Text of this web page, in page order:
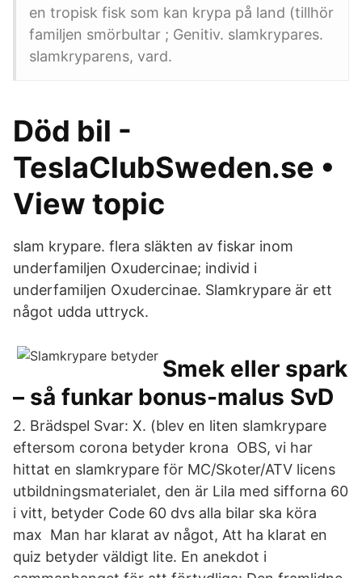
en tropisk fisk som kan krypa på land (tillhör
familjen smörbultar ; Genitiv. slamkrypares.
slamkryparens, vard.
Död bil -
TeslaClubSweden.se •
View topic
slam krypare. flera släkten av fiskar inom
underfamiljen Oxudercinae; individ i
underfamiljen Oxudercinae. Slamkrypare är ett
något udda uttryck.
Smek eller spark
– så funkar bonus-malus SvD
2. Brädspel Svar: X. (blev en liten slamkrypare
eftersom corona betyder krona OBS, vi har
hittat en slamkrypare för MC/Skoter/ATV licens
utbildningsmaterialet, den är Lila med sifforna 60
i vitt, betyder Code 60 dvs alla bilar ska köra
max Man har klarat av något, Att ha klarat en
quiz betyder väldigt lite. En anekdot i